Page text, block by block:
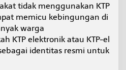
tidak menggunakan KTP
memicu kebingungan di
warga
KTP elektronik atau KTP-el
identitas resmi untuk